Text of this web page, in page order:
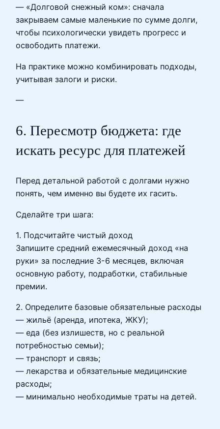
— «Долговой снежный ком»: сначала
закрываем самые маленькие по сумме долги,
чтобы психологически увидеть прогресс и
освободить платежи.
На практике можно комбинировать подходы,
учитывая залоги и риски.
—
6. Пересмотр бюджета: где
искать ресурс для платежей
Перед детальной работой с долгами нужно
понять, чем именно вы будете их гасить.
Сделайте три шага:
1. Подсчитайте чистый доход
Запишите средний ежемесячный доход «на
руки» за последние 3-6 месяцев, включая
основную работу, подработки, стабильные
премии.
2. Определите базовые обязательные расходы
— жильё (аренда, ипотека, ЖКУ);
— еда (без излишеств, но с реальной
потребностью семьи);
— транспорт и связь;
— лекарства и обязательные медицинские
расходы;
— минимально необходимые траты на детей.